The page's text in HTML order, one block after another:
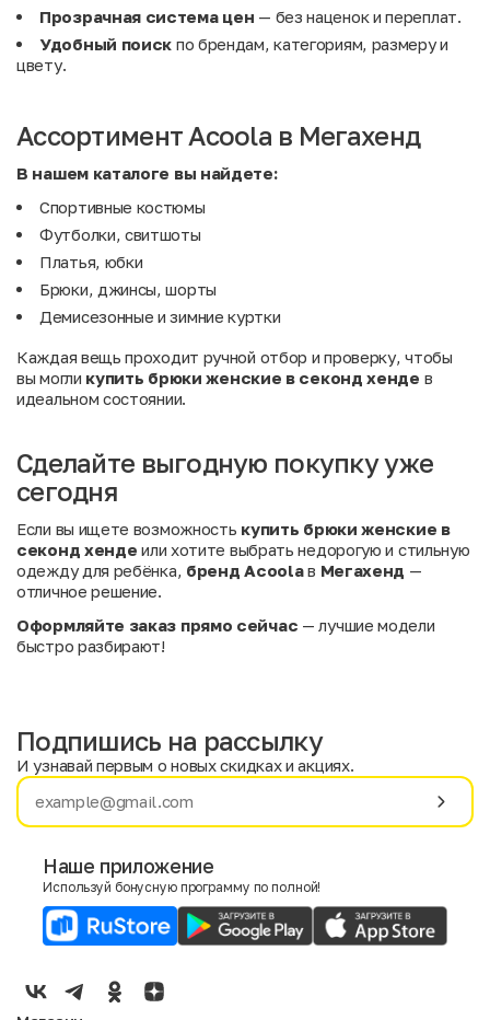
Прозрачная система цен — без наценок и переплат.
Удобный поиск по брендам, категориям, размеру и
цвету.
Ассортимент Acoola в Мегахенд
В нашем каталоге вы найдете:
Спортивные костюмы
Футболки, свитшоты
Платья, юбки
Брюки, джинсы, шорты
Демисезонные и зимние куртки
Каждая вещь проходит ручной отбор и проверку, чтобы
вы могли купить брюки женские в секонд хенде в
идеальном состоянии.
Сделайте выгодную покупку уже
сегодня
Если вы ищете возможность купить брюки женские в
секонд хенде или хотите выбрать недорогую и стильную
одежду для ребёнка, бренд Acoolaв Мегахенд —
отличное решение.
Оформляйте заказ прямо сейчас — лучшие модели
быстро разбирают!
Имя
E-mail
Мужской
Женский
Подпишись на рассылку
И узнавай первым о новых скидках и акциях.
Наше приложение
Используй бонусную программу по полной!